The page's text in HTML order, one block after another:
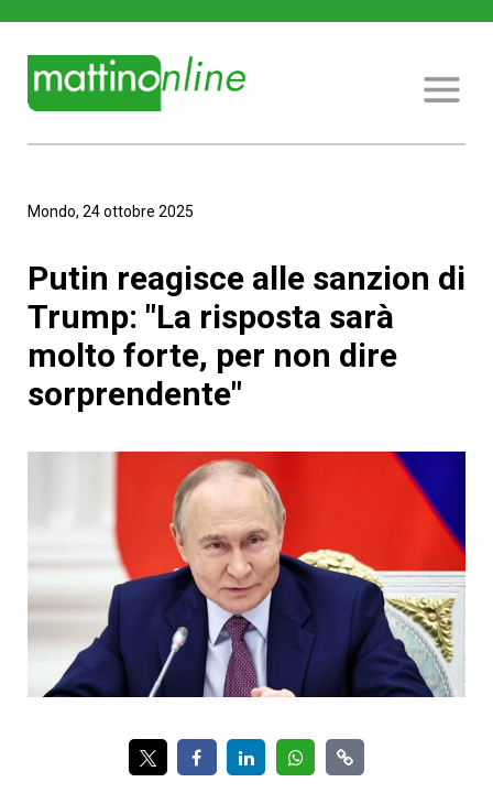
Mondo, 24 ottobre 2025
Putin reagisce alle sanzion di
Trump: "La risposta sarà
molto forte, per non dire
sorprendente"